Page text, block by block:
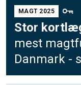
MAGT 2025
Stor
mest
Danmark -